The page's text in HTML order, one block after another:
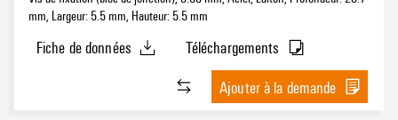
mm, Largeur: 5.5 mm, Hauteur: 5.5 mm
Fiche de données
Téléchargements
Ajouter à la demande